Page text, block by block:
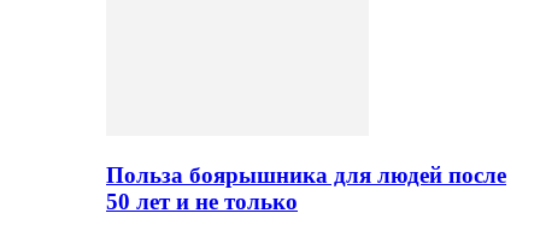
Польза боярышника для людей после
50 лет и не только